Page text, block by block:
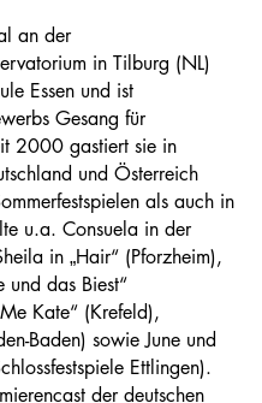
an der
in Tilburg (NL)
Essen und ist
Gesang für
2000 gastiert sie in
und Österreich
als auch in
u.a. Consuela in der
in „Hair“ (Pforzheim),
und das Biest“
Kate“ (Krefeld),
Baden) sowie June und
Ettlingen).
der deutschen